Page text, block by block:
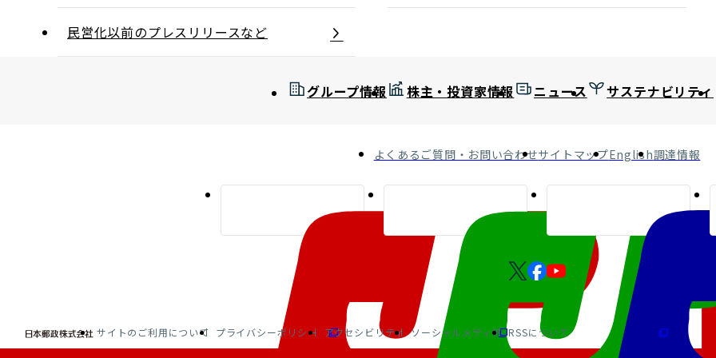
民営化以前のプレスリリースなど
グループ情報 株主・投資家情報 ニュース サステナビリティ
よくあるご質問・お問い合わせサイトマップEnglish調達情報
サイトのご利用について プライバシーポリシー アクセシビリティ ソーシャルメディア RSSについて